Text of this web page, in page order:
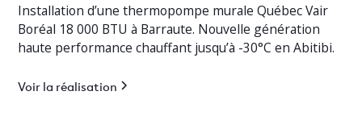
Installation d’une thermopompe murale Québec Vair
Boréal 18 000 BTU à Barraute. Nouvelle génération
haute performance chauffant jusqu’à -30°C en Abitibi.
Voir la réalisation